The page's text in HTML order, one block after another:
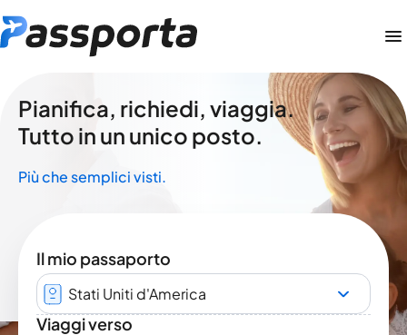
Pianifica, richiedi, viaggia.
Tutto in un unico posto.
Più che semplici visti.
Il mio passaporto
Stati Uniti d'America
Viaggi verso